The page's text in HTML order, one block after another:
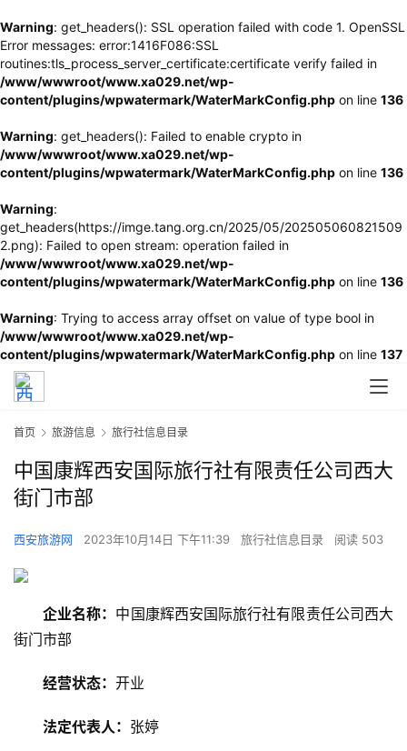
Warning: get_headers(): SSL operation failed with code 1. OpenSSL
Error messages: error:1416F086:SSL
routines:tls_process_server_certificate:certificate verify failed in
/www/wwwroot/www.xa029.net/wp-
content/plugins/wpwatermark/WaterMarkConfig.php on line 136
Warning: get_headers(): Failed to enable crypto in
/www/wwwroot/www.xa029.net/wp-
content/plugins/wpwatermark/WaterMarkConfig.php on line 136
Warning:
get_headers(https://imge.tang.org.cn/2025/05/202505060821509
2.png): Failed to open stream: operation failed in
/www/wwwroot/www.xa029.net/wp-
content/plugins/wpwatermark/WaterMarkConfig.php on line 136
Warning: Trying to access array offset on value of type bool in
/www/wwwroot/www.xa029.net/wp-
content/plugins/wpwatermark/WaterMarkConfig.php on line 137
首页 旅游信息 旅行社信息目录
中国康辉西安国际旅行社有限责任公司西大
街门市部
西安旅游网 2023年10月14日 下午11:39 旅行社信息目录 阅读 503
企业名称： 中国康辉西安国际旅行社有限责任公司西大
街门市部
经营状态： 开业
法定代表人： 张婷